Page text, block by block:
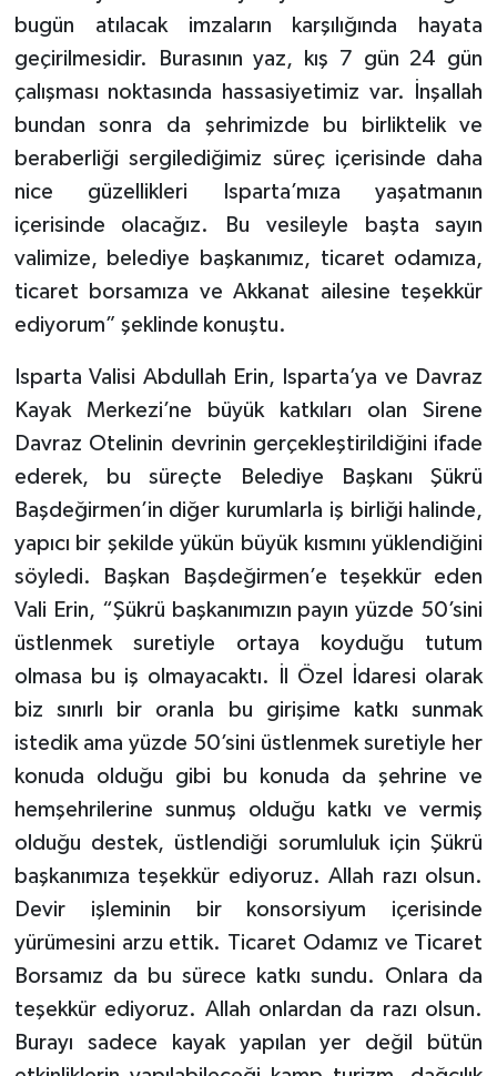
bugün atılacak imzaların karşılığında hayata
geçirilmesidir. Burasının yaz, kış 7 gün 24 gün
çalışması noktasında hassasiyetimiz var. İnşallah
bundan sonra da şehrimizde bu birliktelik ve
beraberliği sergilediğimiz süreç içerisinde daha
nice güzellikleri Isparta’mıza yaşatmanın
içerisinde olacağız. Bu vesileyle başta sayın
valimize, belediye başkanımız, ticaret odamıza,
ticaret borsamıza ve Akkanat ailesine teşekkür
ediyorum” şeklinde konuştu.
Isparta Valisi Abdullah Erin, Isparta’ya ve Davraz
Kayak Merkezi’ne büyük katkıları olan Sirene
Davraz Otelinin devrinin gerçekleştirildiğini ifade
ederek, bu süreçte Belediye Başkanı Şükrü
Başdeğirmen’in diğer kurumlarla iş birliği halinde,
yapıcı bir şekilde yükün büyük kısmını yüklendiğini
söyledi. Başkan Başdeğirmen’e teşekkür eden
Vali Erin, “Şükrü başkanımızın payın yüzde 50’sini
üstlenmek suretiyle ortaya koyduğu tutum
olmasa bu iş olmayacaktı. İl Özel İdaresi olarak
biz sınırlı bir oranla bu girişime katkı sunmak
istedik ama yüzde 50’sini üstlenmek suretiyle her
konuda olduğu gibi bu konuda da şehrine ve
hemşehrilerine sunmuş olduğu katkı ve vermiş
olduğu destek, üstlendiği sorumluluk için Şükrü
başkanımıza teşekkür ediyoruz. Allah razı olsun.
Devir işleminin bir konsorsiyum içerisinde
yürümesini arzu ettik. Ticaret Odamız ve Ticaret
Borsamız da bu sürece katkı sundu. Onlara da
teşekkür ediyoruz. Allah onlardan da razı olsun.
Burayı sadece kayak yapılan yer değil bütün